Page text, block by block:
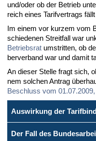
und/oder ob der Be­trieb
reich ei­nes Ta­rif­ver­trags
Im ei­nem vor kur­zem vom
schie­de­nen Streit­fall war
Be­triebs­rat um­strit­ten, ob
ber­ver­band war und da­mit
An die­ser Stel­le fragt sich,
nem sol­chen An­trag
Be­schluss vom
Auswirkung der
Der Fall des